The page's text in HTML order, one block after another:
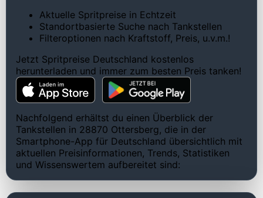
Aktuelle Spritpreise in Echtzeit
Standortbasierte Suche nach Tankstellen
Filteroptionen nach Kraftstoff, Preis, u.v.m.!
Jetzt Spritpreise Deutschland kostenlos
herunterladen und immer zum besten Preis tanken!
Nachfolgend erhältst du einen Überblick der
Tankstellen in 28870 Ottersberg, die in der
Smartphone-App für Deutschland übersichtlich mit
aktuellen Preisinformationen, Trends, Statistiken
und Wissenswertem aufbereitet sind: